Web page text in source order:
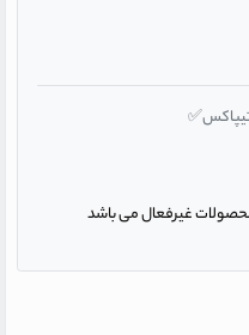
غیرفعال می باشد